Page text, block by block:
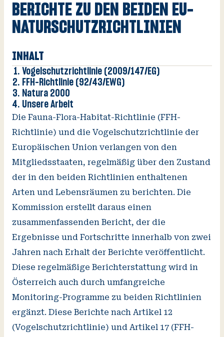
BERICHTE ZU DEN BEIDEN EU-
NATURSCHUTZRICHTLINIEN
INHALT
Vogelschutzrichtlinie (2009/147/EG)
FFH-Richtlinie (92/43/EWG)
Natura 2000
Unsere Arbeit
Die Fauna-Flora-Habitat-Richtlinie (FFH-
Richtlinie) und die Vogelschutzrichtlinie der
Europäischen Union verlangen von den
Mitgliedsstaaten, regelmäßig über den Zustand
der in den beiden Richtlinien enthaltenen
Arten und Lebensräumen zu berichten. Die
Kommission erstellt daraus einen
zusammenfassenden Bericht, der die
Ergebnisse und Fortschritte innerhalb von zwei
Jahren nach Erhalt der Berichte veröffentlicht.
Diese regelmäßige Berichterstattung wird in
Österreich auch durch umfangreiche
Monitoring-Programme zu beiden Richtlinien
ergänzt. Diese Berichte nach Artikel 12
(Vogelschutzrichtlinie) und Artikel 17 (FFH-